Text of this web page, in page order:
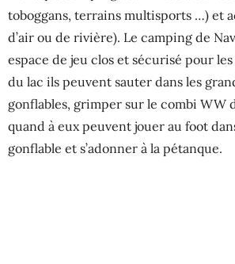
toboggans, terrains multisports …) et
d’air ou de rivière). Le camping de
espace de jeu clos et sécurisé pour
du lac ils peuvent sauter dans les
gonflables, grimper sur le combi WW
quand à eux peuvent jouer au foot
gonflable et s’adonner à la pétanque.